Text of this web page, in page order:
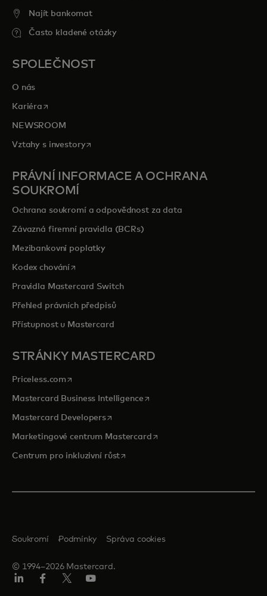
Najít bankomat
Často kladené otázky
SPOLEČNOST
O nás
Kariéra opens in a new tab
NEWSROOM
Vztahy s investoryopens in a new tab
PRÁVNÍ INFORMACE A OCHRANA
SOUKROMÍ
Ochrana soukromí a odpovědnost za data
Závazná firemní pravidla (BCRs)
Mezibankovní poplatky
Kodex chováníopens in a new tab
Pravidla Mastercard Switch
Přehled právních předpisů
Přístupnost u Mastercard
STRÁNKY MASTERCARD
Priceless.com opens in a new tab
Mastercard Business Intelligenceopens in a new tab
Mastercard Developersopens in a new tab
Marketingové centrum Mastercardopens in a new tab
Centrum pro inkluzivní růstopens in a new tab
© 1994–2026 Mastercard.
Soukromí Podmínky Správa cookies